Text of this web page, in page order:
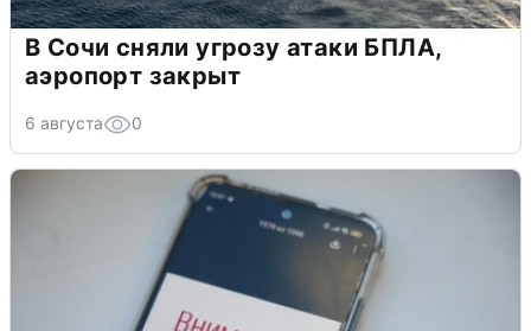
В Сочи сняли угрозу атаки БПЛА,
аэропорт закрыт
6 августа 0